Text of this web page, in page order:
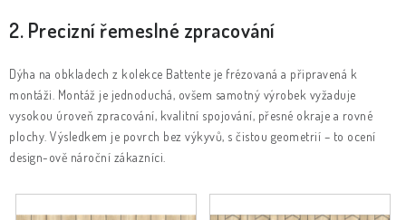
2. Precizní řemeslné zpracování
Dýha na obkladech z kolekce Battente je frézovaná a připravená k
montáži. Montáž je jednoduchá, ovšem samotný výrobek vyžaduje
vysokou úroveň zpracování, kvalitní spojování, přesné okraje a rovné
plochy. Výsledkem je povrch bez výkyvů, s čistou geometrií – to ocení
design-ově nároční zákazníci.